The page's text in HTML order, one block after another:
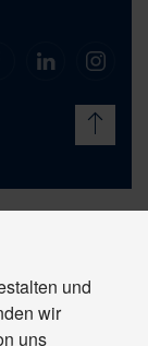
und
wir
uns